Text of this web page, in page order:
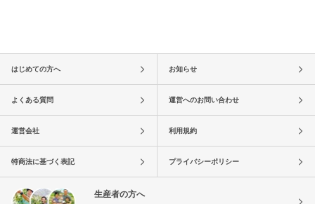
はじめての方へ お知らせ
よくある質問 運営へのお問い合わせ
運営会社 利用規約
特商法に基づく表記 プライバシーポリシー
生産者の方へ